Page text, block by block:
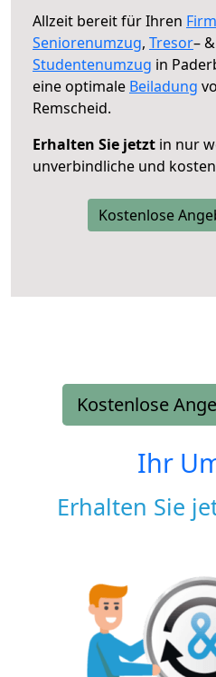
Allzeit bereit für Ihren
Seniorenumzug, Tresor– &
Studentenumzug in
eine optimale Beiladung
Remscheid.
Erhalten Sie jetzt in nur
unverbindliche und
Kostenlose
Kostenlose
Ihr
Erhalten Sie